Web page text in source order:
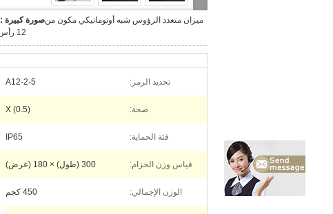
صورة كبيرة :ميزان متعدد الرؤوس شبه أوتوماتيكي مكون من
12 رأس
تحديد الرمز: A12-2-5
صحة: X (0.5)
فئة الحماية: IP65
قياس وزن الحزام: 300 (طول) × 180 (عرض)
الوزن الإجمالي: 450 كجم